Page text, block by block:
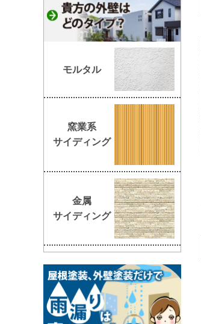
モルタル
窯業系
サイディング
金属
サイディング